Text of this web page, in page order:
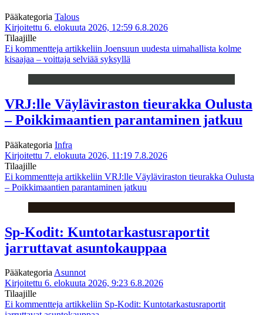
Pääkategoria Talous
Kirjoitettu 6. elokuuta 2026, 12:59 6.8.2026
Tilaajille
Ei kommentteja artikkeliin Joensuun uudesta uimahallista kolme
kisaajaa – voittaja selviää syksyllä
VRJ:lle Väyläviraston tieurakka Oulusta
– Poikkimaantien parantaminen jatkuu
Pääkategoria Infra
Kirjoitettu 7. elokuuta 2026, 11:19 7.8.2026
Tilaajille
Ei kommentteja artikkeliin VRJ:lle Väyläviraston tieurakka Oulusta
– Poikkimaantien parantaminen jatkuu
Sp-Kodit: Kuntotarkastusraportit
jarruttavat asuntokauppaa
PääkategoriaAsunnot
Kirjoitettu 6. elokuuta 2026, 9:23 6.8.2026
Tilaajille
Ei kommentteja artikkeliin Sp-Kodit: Kuntotarkastusraportit